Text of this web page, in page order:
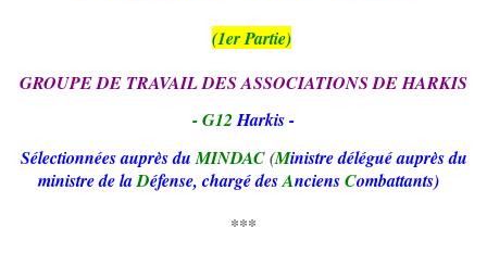
(1er Partie)
GROUPE DE TRAVAIL DES ASSOCIATIONS DE HARKIS
- G12Harkis -
Sélectionnées auprès duMINDAC (Ministre délégué auprès du
ministre de laDéfense, chargé desAnciensCombattants)
***